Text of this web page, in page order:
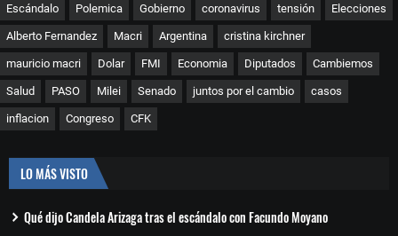
Escándalo Polemica Gobierno coronavirus tensión Elecciones
Alberto Fernandez Macri Argentina cristina kirchner
mauricio macri Dolar FMI Economia Diputados Cambiemos
Salud PASO Milei Senado juntos por el cambio casos
inflacion Congreso CFK
LO MÁS VISTO
Qué dijo Candela Arizaga tras el escándalo con Facundo Moyano